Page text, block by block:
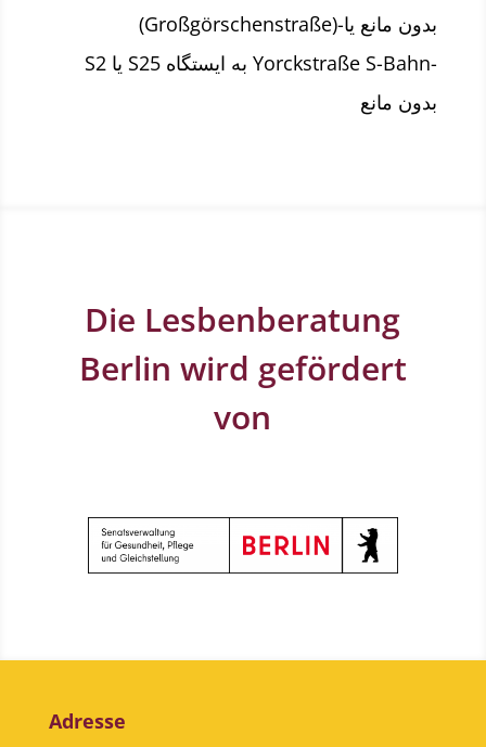
(Großgörschenstraße)-بدون مانع یا
S2 یا S25 به ایستگاه Yorckstraße S-Bahn-
بدون مانع
Die Lesbenberatung
Berlin wird gefördert
von
Adresse